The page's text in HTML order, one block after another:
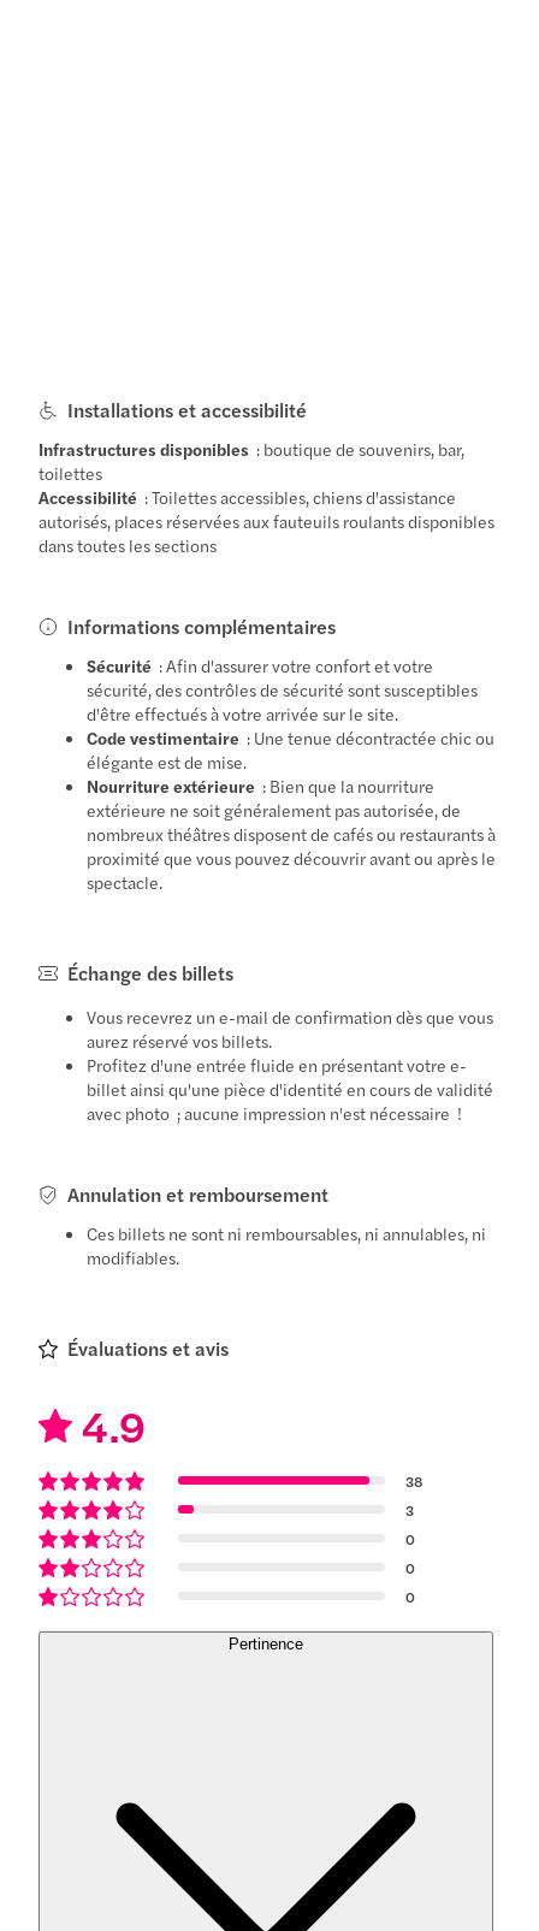
Installations et accessibilité
Infrastructures disponibles : boutique de souvenirs, bar,
toilettes
Accessibilité : Toilettes accessibles, chiens d'assistance
autorisés, places réservées aux fauteuils roulants disponibles
dans toutes les sections
Informations complémentaires
Sécurité : Afin d'assurer votre confort et votre
sécurité, des contrôles de sécurité sont susceptibles
d'être effectués à votre arrivée sur le site.
Code vestimentaire : Une tenue décontractée chic ou
élégante est de mise.
Nourriture extérieure : Bien que la nourriture
extérieure ne soit généralement pas autorisée, de
nombreux théâtres disposent de cafés ou restaurants à
proximité que vous pouvez découvrir avant ou après le
spectacle.
Échange des billets
Vous recevrez un e-mail de confirmation dès que vous
aurez réservé vos billets.
Profitez d'une entrée fluide en présentant votre e-
billet ainsi qu'une pièce d'identité en cours de validité
avec photo ; aucune impression n'est nécessaire !
Annulation et remboursement
Ces billets ne sont ni remboursables, ni annulables, ni
modifiables.
Évaluations et avis
4.9
38
3
0
0
0
Pertinence